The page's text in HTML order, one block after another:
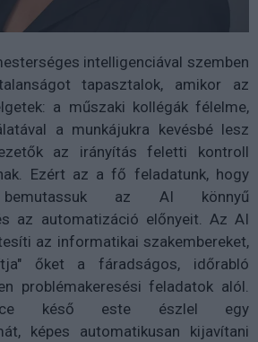
intelligenciával szemben
tapasztalok, amikor az
a műszaki kollégák félelme,
a munkájukra kevésbé lesz
az irányítás feletti kontroll
Ezért az a fő feladatunk, hogy
az AI könnyű
az automatizáció előnyeit. Az AI
az informatikai szakembereket,
őket a fáradságos, időrabló
problémakeresési feladatok alól.
késő este észlel egy
képes automatikusan kijavítani